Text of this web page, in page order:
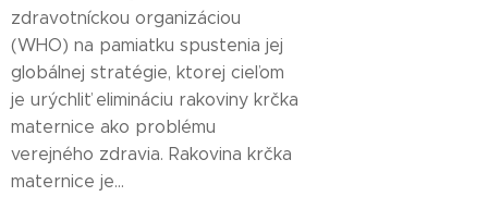
zdravotníckou organizáciou
(WHO) na pamiatku spustenia jej
globálnej stratégie, ktorej cieľom
je urýchliť elimináciu rakoviny krčka
maternice ako problému
verejného zdravia. Rakovina krčka
maternice je...